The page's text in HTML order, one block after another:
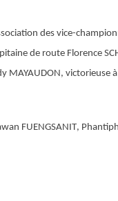
des vice-
de route Florence
MAYAUDON, victorieuse
FUENGSANIT,